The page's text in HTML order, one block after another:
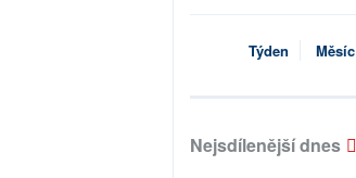
Týden Měsíc
Nejsdílenější dnes